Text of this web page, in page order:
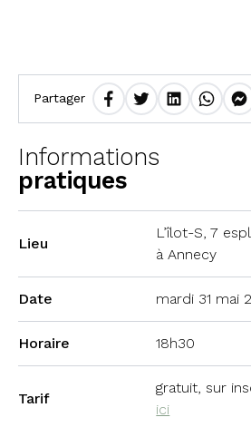
Partager
Informations
pratiques
Lieu
L’îlot-S, 7
à Annecy
Date mardi 31 mai
Horaire 18h30
Tarif
gratuit, sur
ici